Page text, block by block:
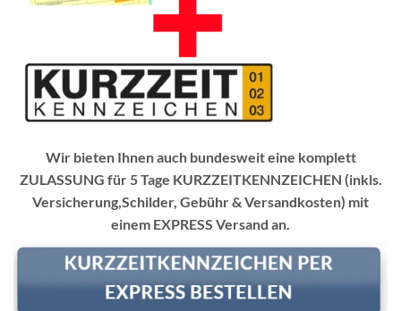
Wir bieten Ihnen auch bundesweit eine komplett
ZULASSUNG für 5 Tage KURZZEITKENNZEICHEN (inkls.
Versicherung,Schilder, Gebühr & Versandkosten) mit
einem EXPRESS Versand an.